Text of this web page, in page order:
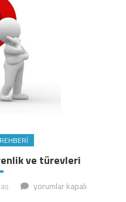
ve türevleri
SGK
yorumlar kapalı